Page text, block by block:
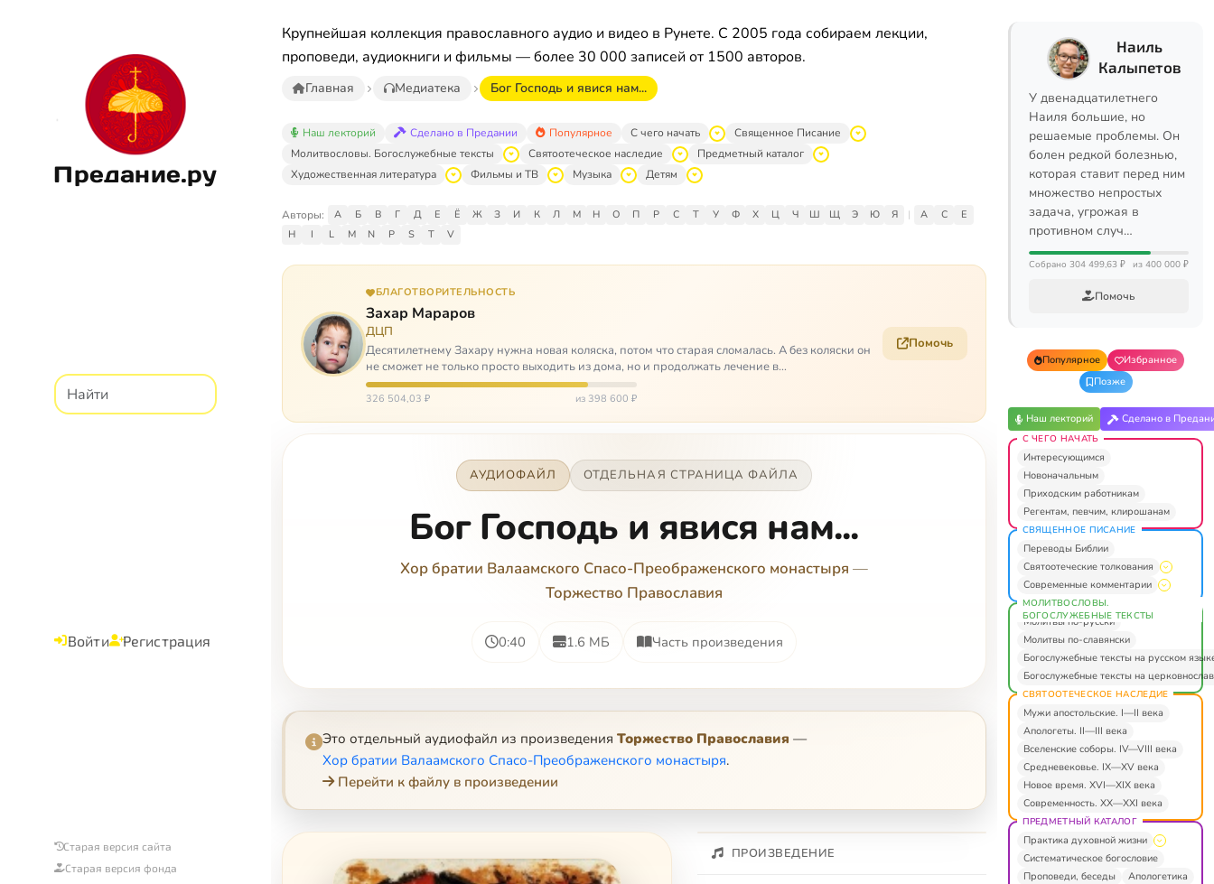
Предание.ру
Войти Регистрация
Старая версия сайта
Старая версия фонда
Крупнейшая коллекция православного аудио и видео в Рунете. С 2005 года собираем лекции,
проповеди, аудиокниги и фильмы — более 30 000 записей от 1500 авторов.
Главная Медиатека Бог Господь и явися нам...
Наш лекторий Сделано в Предании Популярное С чего начать
Священное Писание
Молитвословы. Богослужебные тексты
Святоотеческое наследие
Предметный каталог
Художественная литература
Фильмы и ТВ Музыка Детям
Авторы: А Б В Г Д Е Ё Ж З И К Л М Н О П Р С Т У Ф Х Ц Ч Ш Щ Э Ю Я | A C
E
H
I L M N P S T V
БЛАГОТВОРИТЕЛЬНОСТЬ
Захар Мараров
ДЦП
Десятилетнему Захару нужна новая коляска, потом что старая сломалась. А без коляски он
не сможет не только просто выходить из дома, но и продолжать лечение в
реабилитационных центр…
326 504,03 ₽ из 398 600 ₽
Помочь
АУДИОФАЙЛ ОТДЕЛЬНАЯ СТРАНИЦА ФАЙЛА
Бог Господь и явися нам...
Хор братии Валаамского Спасо-Преображенского монастыря —
Торжество Православия
0:40 1.6 МБ Часть произведения
Это отдельный аудиофайл из произведения Торжество Православия —
Хор братии Валаамского Спасо-Преображенского монастыря.
Перейти к файлу в произведении
ПРОИЗВЕДЕНИЕ
Наиль
Калыпетов
У двенадцатилетнего
Наиля большие, но
решаемые проблемы. Он
болен редкой болезнью,
которая ставит перед ним
множество непростых
задача, угрожая в
противном случ…
Собрано 304 499,63 ₽ из 400 000 ₽
Помочь
Популярное
Избранное
Позже
Наш лекторий Сделано в
С ЧЕГО НАЧАТЬ
Интересующимся
Новоначальным
Приходским работникам
Регентам, певчим, клирошанам
СВЯЩЕННОЕ ПИСАНИЕ
Переводы Библии
Святоотеческие толкования
Современные комментарии
МОЛИТВОСЛОВЫ.
БОГОСЛУЖЕБНЫЕ ТЕКСТЫ
Молитвы по-русски
Молитвы по-славянски
Богослужебные тексты на русском
Богослужебные тексты на
СВЯТООТЕЧЕСКОЕ НАСЛЕДИЕ
Мужи апостольские. I—II века
Апологеты. II—III века
Вселенские соборы. IV—VIII века
Средневековье. IX—XV века
Новое время. XVI—XIX века
Современность. XX—XXI века
ПРЕДМЕТНЫЙ КАТАЛОГ
Практика духовной жизни
Систематическое богословие
Проповеди, беседы
Апологетика